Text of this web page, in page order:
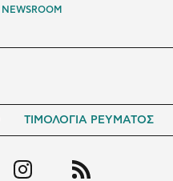
NEWSROOM
ΤΙΜΟΛΟΓΙΑ ΡΕΥΜΑΤΟΣ